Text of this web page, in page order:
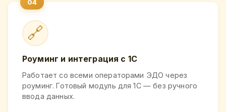
🔗
Роуминг и интеграция с 1С
Работает со всеми операторами ЭДО через
роуминг. Готовый модуль для 1С — без ручного
ввода данных.